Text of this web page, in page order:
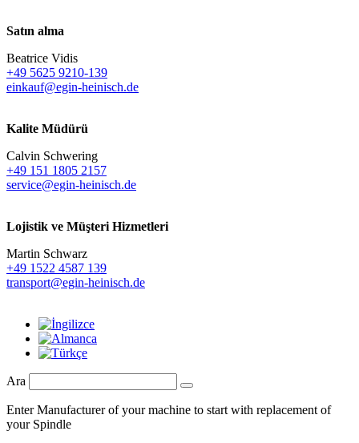
Satın alma
Beatrice Vidis
+49 5625 9210-139
einkauf@egin-heinisch.de
Kalite Müdürü
Calvin Schwering
+49 151 1805 2157
service@egin-heinisch.de
Lojistik ve Müşteri Hizmetleri
Martin Schwarz
+49 1522 4587 139
transport@egin-heinisch.de
Ara
Enter Manufacturer of your machine to start with replacement of
your Spindle